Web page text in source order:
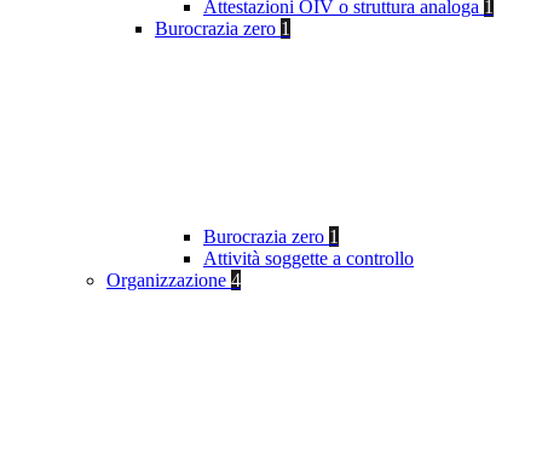
Attestazioni OIV o struttura analoga 1
Burocrazia zero 1
Burocrazia zero 1
Attività soggette a controllo
Organizzazione 4